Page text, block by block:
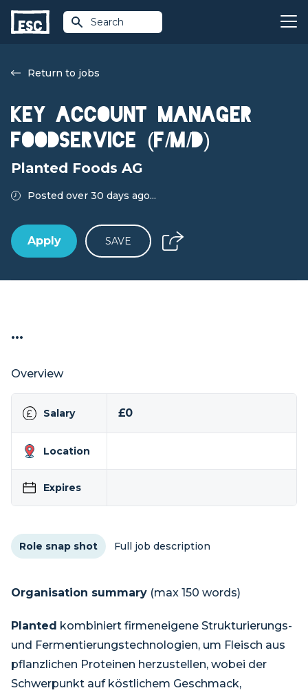
Search
Return to jobs
Key Account Manager
Foodservice (f/m/d)
Planted Foods AG
Posted over 30 days ago...
Apply SAVE
...
Overview
Salary £0
Location
Expires
Role snap shot Full job description
Organisation summary (max 150 words)
Planted kombiniert firmeneigene Strukturierungs-
und Fermentierungstechnologien, um Fleisch aus
pflanzlichen Proteinen herzustellen, wobei der
Schwerpunkt auf köstlichem Geschmack,